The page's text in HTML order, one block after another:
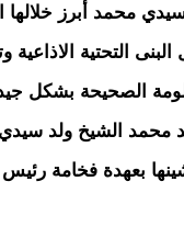
محمد أبرز
التحتية الاذاعية
الصحيحة بشكل
محمد الشيخ ولد
بعهدة فخامة